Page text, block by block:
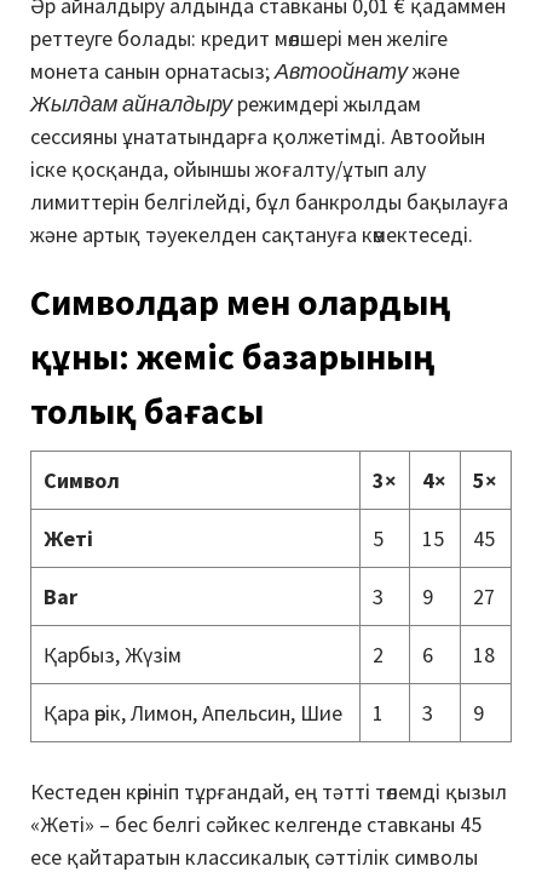
реттеуге болады: кредит мөлшері мен желіге
монета санын орнатасыз;Автоойнатужәне
Жылдам айналдырурежимдері жылдам
сессияны ұнататындарға қолжетімді. Автоойын
іске қосқанда, ойыншы жоғалту/ұтып алу
лимиттерін белгілейді, бұл банкролды бақылауға
және артық тәуекелден сақтануға көмектеседі.
Символдар мен олардың
құны: жеміс базарының
толық бағасы
Символ 3× 4× 5×
Жеті 5 15 45
Bar 3 9 27
Қарбыз, Жүзім 2 6 18
Қара өрік, Лимон, Апельсин, Шие 1 3 9
Кестеден көрініп тұрғандай, ең тәтті төлемді қызыл
«Жеті» – бес белгі сәйкес келгенде ставканы 45
есе қайтаратын классикалық сәттілік символы